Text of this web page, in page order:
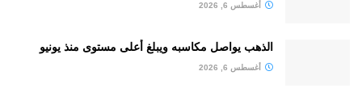
أغسطس 6, 2026
الذهب يواصل مكاسبه ويبلغ أعلى مستوى منذ يونيو
أغسطس 6, 2026